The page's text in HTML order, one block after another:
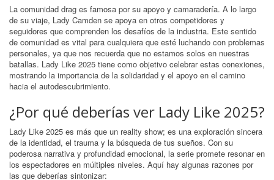
La comunidad drag es famosa por su apoyo y camaradería. A lo largo
de su viaje, Lady Camden se apoya en otros competidores y
seguidores que comprenden los desafíos de la industria. Este sentido
de comunidad es vital para cualquiera que esté luchando con problemas
personales, ya que nos recuerda que no estamos solos en nuestras
batallas. Lady Like 2025 tiene como objetivo celebrar estas conexiones,
mostrando la importancia de la solidaridad y el apoyo en el camino
hacia el autodescubrimiento.
¿Por qué deberías ver Lady Like 2025?
Lady Like 2025 es más que un reality show; es una exploración sincera
de la identidad, el trauma y la búsqueda de tus sueños. Con su
poderosa narrativa y profundidad emocional, la serie promete resonar en
los espectadores en múltiples niveles. Aquí hay algunas razones por
las que deberías sintonizar: